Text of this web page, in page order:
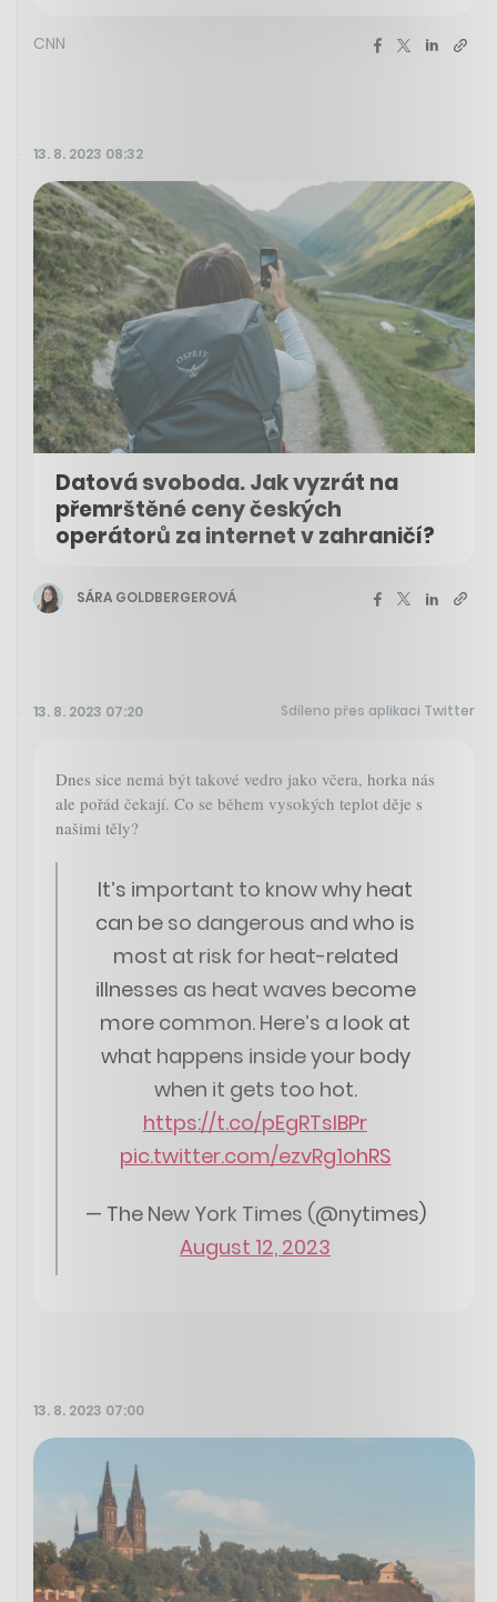
CNN
13. 8. 2023 08:32
Datová svoboda. Jak vyzrát na
přemrštěné ceny českých
operátorů za internet v zahraničí?
SÁRA GOLDBERGEROVÁ
13. 8. 2023 07:20 Sdíleno přes aplikaci Twitter
Dnes sice nemá být takové vedro jako včera, horka nás
ale pořád čekají. Co se během vysokých teplot děje s
našimi těly?
It’s important to know why heat
can be so dangerous and who is
most at risk for heat-related
illnesses as heat waves become
more common. Here’s a look at
what happens inside your body
when it gets too hot.
https://t.co/pEgRTsIBPr
pic.twitter.com/ezvRg1ohRS
— The New York Times (@nytimes)
August 12, 2023
13. 8. 2023 07:00